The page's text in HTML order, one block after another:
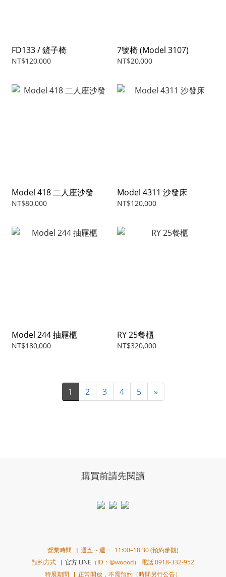
FD133 / 鏟子椅
NT$120,000
7號椅 (Model 3107)
NT$20,000
Model 418 二人座沙發
NT$80,000
Model 4311 沙發床
NT$120,000
Model 244 抽屜櫃
NT$180,000
RY 25餐櫃
NT$320,000
1 2 3 4 5 »
購買前請先閱讀
營業時間▕ 週五 ~ 週一 11:00–18:30 (預約參觀)
預約方式▕ 官方 LINE （ID：@woood） 電話 0918-332-952
特展期間▕ 正常開放，不需預約（時間另行公告）